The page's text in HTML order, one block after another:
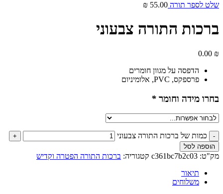
שלט לספר תורה 55.00
₪
ברכות התורה צבעוני
0.00 ₪
הדפסה על מגוון חומרים
פרספקס, PVC, אלומיניום
בחרו מידה וחומר *
כמות של ברכות התורה צבעוני
הוספה לסל
מק"ט: c361bc7b2c03 קטגוריה: ברכות התורה הפטרה וקדיש
תיאור
משלוחים